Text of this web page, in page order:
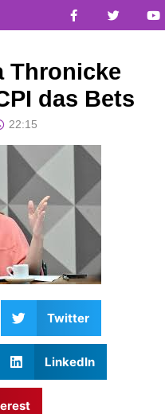
Thronicke
das Bets
22:15
Twitter
LinkedIn